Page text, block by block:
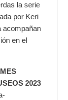
la serie
por Keri
acompañan
en el
2023